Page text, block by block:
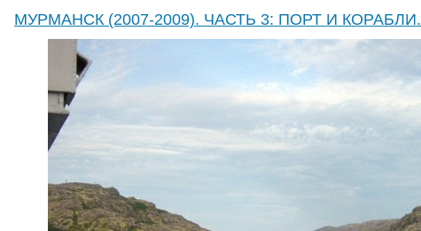
МУРМАНСК (2007-2009). ЧАСТЬ 3: ПОРТ И КОРАБЛИ.